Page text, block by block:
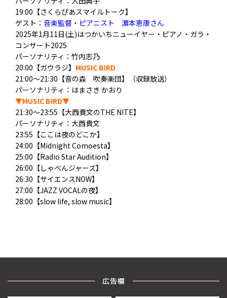
19:00【さくらぴあスマイルトーク】
ゲスト： 音楽監督・ピアニスト 濵本恵康さん
2025年1月11日(土)はつかいちニューイヤー・ピアノ・ガラ・
コンサート2025
パーソナリティ： 竹内志乃
20:00【ガウラジ】 MUSIC BIRD
21:00～21:30【音の森 吹奏楽団】（収録放送）
パーソナリティ：はまさき かおり
▼MUSIC BIRD▼
21:30～23:55【大西貴文のTHE NITE】
パーソナリティ：大西貴文
23:55【ここは夜のどこか】
24:00【Midnight Comoesta】
25:00【Radio Star Audition】
26:00【しゃべんジャーズ】
26:30【サイエンスNOW】
27:00【JAZZ VOCALの夜】
28:00【slow life, slow music】
広告欄